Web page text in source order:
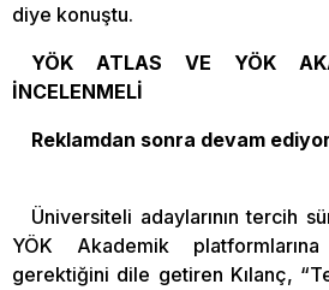
diye konuştu.
YÖK ATLAS VE YÖK
İNCELENMELİ
Reklamdan sonra devam ediyor
Üniversiteli adaylarının tercih
YÖK Akademik
gerektiğini dile getiren Kılanç,